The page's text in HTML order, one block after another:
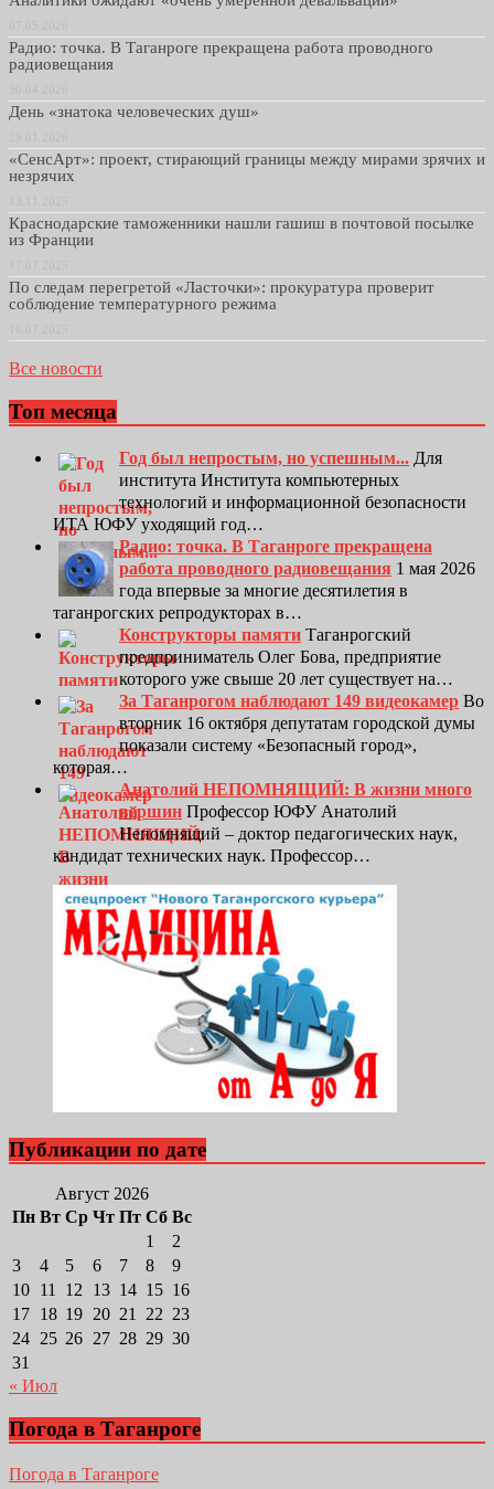
Радио: точка. В Таганроге прекращена работа проводного
радиовещания
День «знатока человеческих душ»
«СенсАрт»: проект, стирающий границы между мирами зрячих и
незрячих
Краснодарские таможенники нашли гашиш в почтовой посылке
из Франции
По следам перегретой «Ласточки»: прокуратура проверит
соблюдение температурного режима
Все новости
Топ месяца
Год был непростым, но успешным... Для
института Института компьютерных
технологий и информационной безопасности
ИТА ЮФУ уходящий год…
Радио: точка. В Таганроге прекращена
работа проводного радиовещания 1 мая 2026
года впервые за многие десятилетия в
таганрогских репродукторах в…
Конструкторы памяти Таганрогский
предприниматель Олег Бова, предприятие
которого уже свыше 20 лет существует на…
За Таганрогом наблюдают 149 видеокамер Во
вторник 16 октября депутатам городской думы
показали систему «Безопасный город»,
которая…
Анатолий НЕПОМНЯЩИЙ: В жизни много
вершин Профессор ЮФУ Анатолий
Непомнящий – доктор педагогических наук,
кандидат технических наук. Профессор…
Публикации по дате
Август 2026
Пн Вт Ср Чт Пт Сб Вс
1
2
3
4 5 6 7 8
9
10 11 12 13 14 15 16
17 18 19 20 21 22 23
24 25 26 27 28 29 30
31
« Июл
Погода в Таганроге
Погода в Таганроге